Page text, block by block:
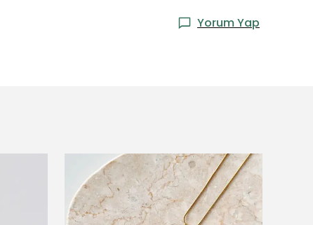
Yorum Yap